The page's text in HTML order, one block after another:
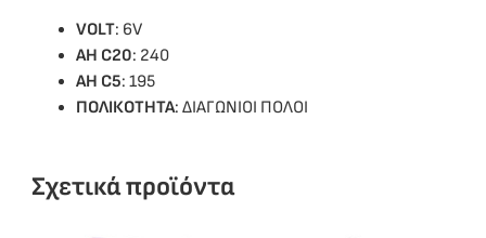
VOLT: 6V
ΑΗ C20: 240
AH C5: 195
ΠΟΛΙΚΟΤΗΤΑ: ΔΙAΓΩΝΙΟΙ ΠΟΛΟΙ
Σχετικά προϊόντα